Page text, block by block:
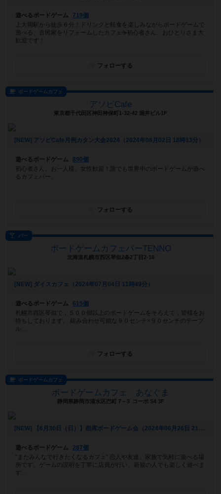
遊べるボードゲーム
719個
上大岡駅から徒歩６分！ドリンクと軽食を楽しみながらボードゲームで
遊べる、古民家をリフォームしたカフェ☕️初心者さん、おひとりさま大
歓迎です！
フォローする
ボードゲームカフェ
アソビCafe
東京都千代田区神田神保町1-32-42 堀井ビル1F
[NEW] アソビCafe月例カタン大会2024（2024年08月02日 18時13分）
遊べるボードゲーム
890個
初心者さん、お一人様、女性歓迎！誰でも世界中のボードゲームが遊べ
るカフェバー。
フォローする
バー
ボードゲームカフェバーTENNO
北海道札幌市西区琴似2条2丁目2-16
[NEW] ダイスカフェ（2024年07月04日 11時49分）
遊べるボードゲーム
615個
札幌市西区琴似で，５００個以上のボードゲームをそろえて，皆様をお
待ちしております。 組み合わせ可能な９０センチ×９０センチのテーブ
ル...
フォローする
ボードゲームカフェ
ボードゲームカフェ あなぐま
静岡県静岡市清水区巴町７−３ コーポ S4 3F
[NEW] 【6月30日（日）】相席ボードゲーム会（2024年06月26日 21時36分）
遊べるボードゲーム
287個
“またみんなで行きたくなるカフェ“ 恋人や友達、家族で気軽に遊べる場
所です。ゲームの説明を丁寧に店員が行い、新規の人でも楽しく遊べま
す...